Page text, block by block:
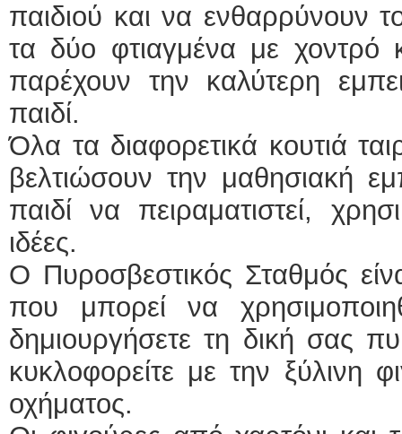
παιδιού και να ενθαρρύνουν
τα δύο φτιαγμένα με χοντρό
παρέχουν την καλύτερη
παιδί.
Όλα τα διαφορετικά κουτιά
βελτιώσουν την μαθησιακή
παιδί να πειραματιστεί,
ιδέες.
Ο Πυροσβεστικός Σταθμός
που μπορεί να
δημιουργήσετε τη δική σας
κυκλοφορείτε με την ξύλινη
οχήματος.